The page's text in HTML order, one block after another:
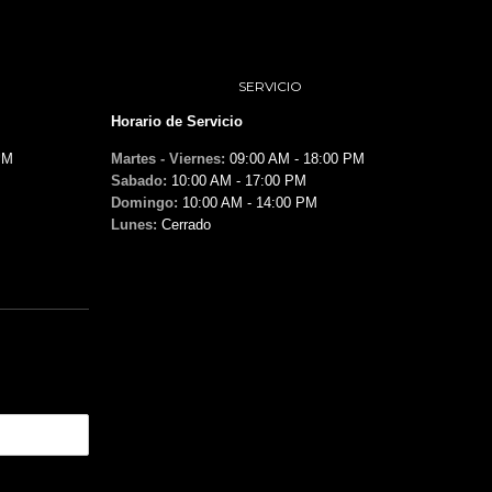
SERVICIO
Horario de Servicio
Martes - Viernes: 09:00 AM - 18:00 PM
Sabado: 10:00 AM - 17:00 PM
Domingo: 10:00 AM - 14:00 PM
Lunes: Cerrado